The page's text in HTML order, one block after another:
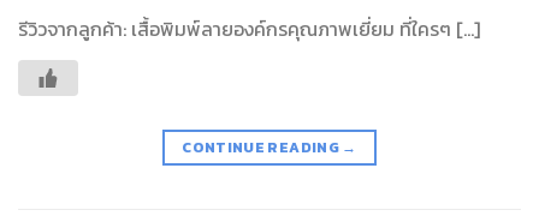
รีวิวจากลูกค้า: เสื้อพิมพ์ลายองค์กรคุณภาพเยี่ยม ที่ใครๆ […]
CONTINUE READING →